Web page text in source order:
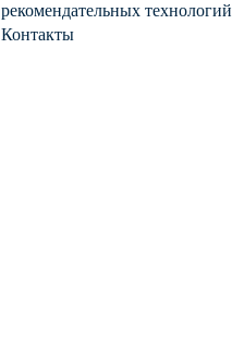
рекомендательных технологий
Контакты